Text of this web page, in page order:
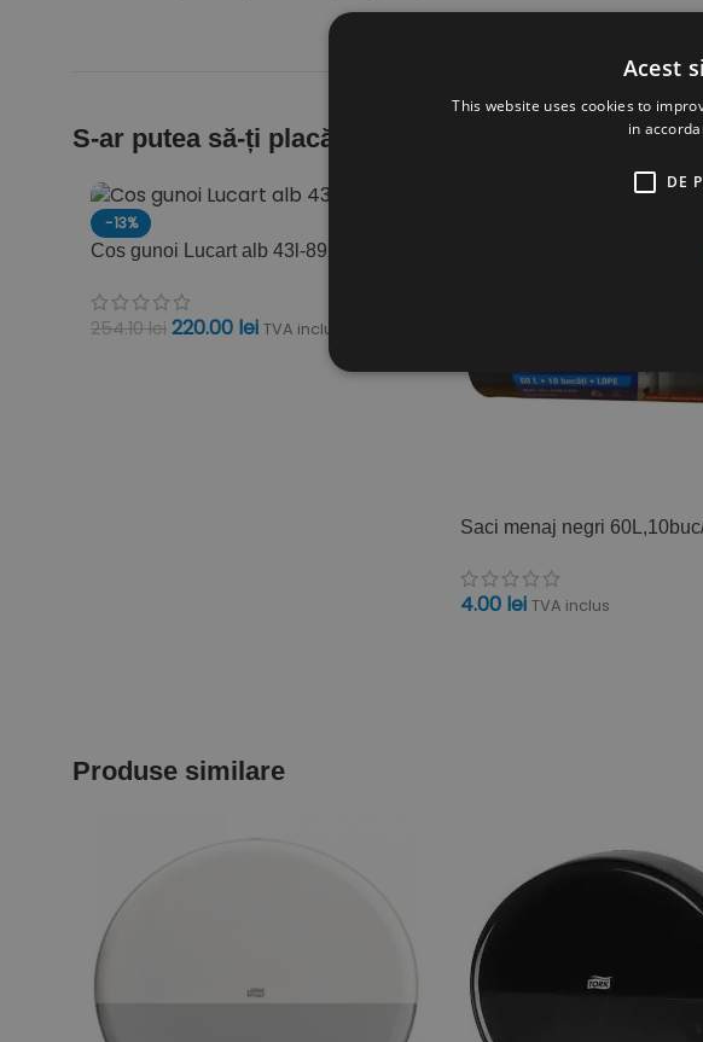
S-ar putea să-ți placă și…
-13%
Cos gunoi Lucart alb 43l-892357
254.10lei 220.00 lei TVA inclus
Saci menaj negri
4.00 lei TVA inclus
Produse similare
Acest
This website uses cookies to
in
DE